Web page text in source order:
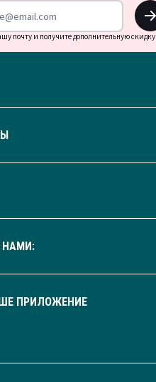
OK
почту и получите дополнительную скидку
НАМИ:
ПРИЛОЖЕНИЕ